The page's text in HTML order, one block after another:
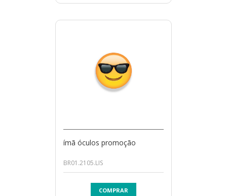
ímã óculos promoção
BR01.2105.LIS
COMPRAR